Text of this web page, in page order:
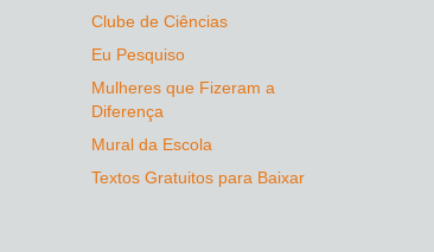
Clube de Ciências
Eu Pesquiso
Mulheres que Fizeram a
Diferença
Mural da Escola
Textos Gratuitos para Baixar